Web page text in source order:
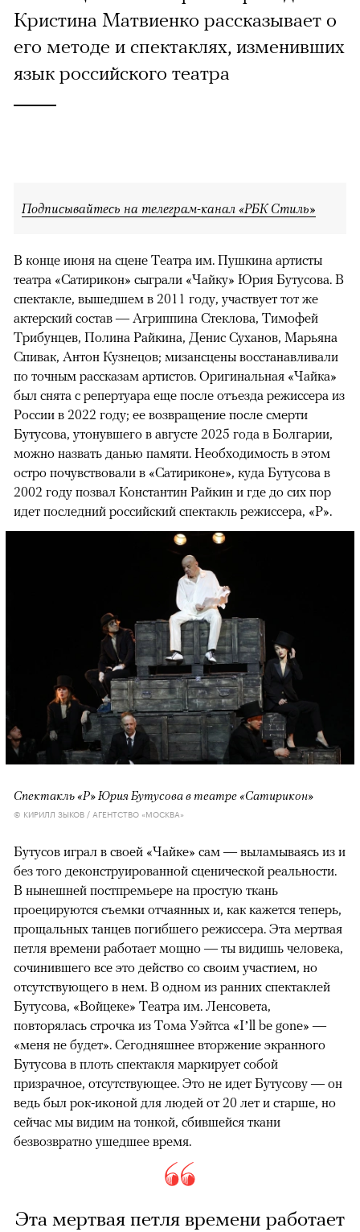
Кристина Матвиенко рассказывает о
его методе и спектаклях, изменивших
язык российского театра
Подписывайтесь на телеграм-канал «РБК Стиль»
В конце июня на сцене Театра им. Пушкина артисты
театра «Сатирикон» сыграли «Чайку» Юрия Бутусова. В
спектакле, вышедшем в 2011 году, участвует тот же
актерский состав — Агриппина Стеклова, Тимофей
Трибунцев, Полина Райкина, Денис Суханов, Марьяна
Спивак, Антон Кузнецов; мизансцены восстанавливали
по точным рассказам артистов. Оригинальная «Чайка»
был снята с репертуара еще после отъезда режиссера из
России в 2022 году; ее возвращение после смерти
Бутусова, утонувшего в августе 2025 года в Болгарии,
можно назвать данью памяти. Необходимость в этом
остро почувствовали в «Сатириконе», куда Бутусова в
2002 году позвал Константин Райкин и где до сих пор
идет последний российский спектакль режиссера, «Р».
Спектакль «Р» Юрия Бутусова в театре «Сатирикон»
© КИРИЛЛ ЗЫКОВ / АГЕНТСТВО «МОСКВА»
Бутусов играл в своей «Чайке» сам — выламываясь из и
без того деконструированной сценической реальности.
В нынешней постпремьере на простую ткань
проецируются съемки отчаянных и, как кажется теперь,
прощальных танцев погибшего режиссера. Эта мертвая
петля времени работает мощно — ты видишь человека,
сочинившего все это действо со своим участием, но
отсутствующего в нем. В одном из ранних спектаклей
Бутусова, «Войцеке» Театра им. Ленсовета,
повторялась строчка из Тома Уэйтса «I’ll be gone» —
«меня не будет». Сегодняшнее вторжение экранного
Бутусова в плоть спектакля маркирует собой
призрачное, отсутствующее. Это не идет Бутусову — он
ведь был рок-иконой для людей от 20 лет и старше, но
сейчас мы видим на тонкой, сбившейся ткани
безвозвратно ушедшее время.
Эта мертвая петля времени работает